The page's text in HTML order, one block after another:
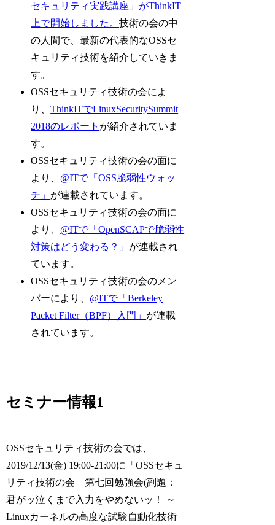
セキュリティ実践講座」がThinkIT
上で開始しました。技術の会の中
の人間で、最新の代表的なOSSセ
キュリティ技術を紹介していきま
す。
OSSセキュリティ技術の会によ
り、ThinkITでLinuxSecuritySummit
2018のレポート が紹介されていま
す。
OSSセキュリティ技術の会の面に
より、 @ITで「OSS脆弱性ウォッ
チ」 が連載されています。
OSSセキュリティ技術の会の面に
より、 @ITで「OpenSCAPで脆弱性
対策はどう変わる？」 が連載され
ています。
OSSセキュリティ技術の会のメン
バーにより、 @ITで「Berkeley
Packet Filter（BPF）入門」 が連載
されています。
セミナー情報1
OSSセキュリティ技術の会では、
2019/12/13(金) 19:00-21:00に「OSSセキュ
リティ技術の会 第七回勉強会(副題：
君がッ泣くまで入力をやめないッ！ ～
Linuxカーネルの高度な試験自動化技術